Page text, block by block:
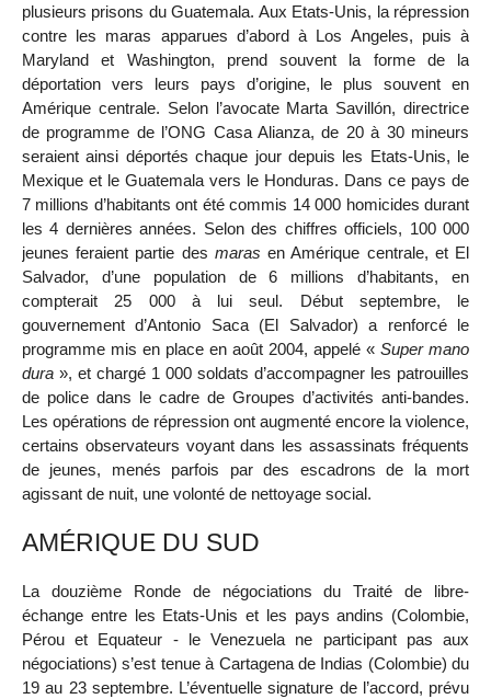
plusieurs prisons du Guatemala. Aux Etats-Unis, la répression
contre les maras apparues d’abord à Los Angeles, puis à
Maryland et Washington, prend souvent la forme de la
déportation vers leurs pays d’origine, le plus souvent en
Amérique centrale. Selon l’avocate Marta Savillón, directrice
de programme de l’ONG Casa Alianza, de 20 à 30 mineurs
seraient ainsi déportés chaque jour depuis les Etats-Unis, le
Mexique et le Guatemala vers le Honduras. Dans ce pays de
7 millions d’habitants ont été commis 14 000 homicides durant
les 4 dernières années. Selon des chiffres officiels, 100 000
jeunes feraient partie des maras en Amérique centrale, et El
Salvador, d’une population de 6 millions d’habitants, en
compterait 25 000 à lui seul. Début septembre, le
gouvernement d’Antonio Saca (El Salvador) a renforcé le
programme mis en place en août 2004, appelé « Super mano
dura », et chargé 1 000 soldats d’accompagner les patrouilles
de police dans le cadre de Groupes d’activités anti-bandes.
Les opérations de répression ont augmenté encore la violence,
certains observateurs voyant dans les assassinats fréquents
de jeunes, menés parfois par des escadrons de la mort
agissant de nuit, une volonté de nettoyage social.
AMÉRIQUE DU SUD
La douzième Ronde de négociations du Traité de libre-
échange entre les Etats-Unis et les pays andins (Colombie,
Pérou et Equateur - le Venezuela ne participant pas aux
négociations) s’est tenue à Cartagena de Indias (Colombie) du
19 au 23 septembre. L’éventuelle signature de l’accord, prévu